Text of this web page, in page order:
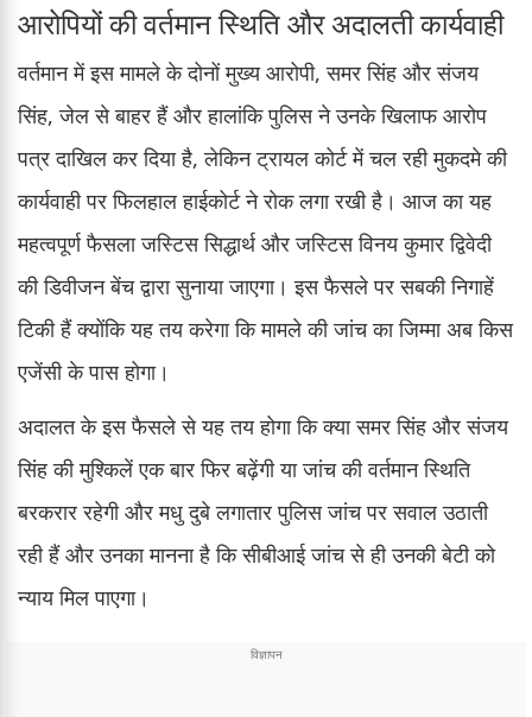
आरोपियों की वर्तमान स्थिति और अदालती कार्यवाही
वर्तमान में इस मामले के दोनों मुख्य आरोपी, समर सिंह और संजय
सिंह, जेल से बाहर हैं और हालांकि पुलिस ने उनके खिलाफ आरोप
पत्र दाखिल कर दिया है, लेकिन ट्रायल कोर्ट में चल रही मुकदमे की
कार्यवाही पर फिलहाल हाईकोर्ट ने रोक लगा रखी है। आज का यह
महत्वपूर्ण फैसला जस्टिस सिद्धार्थ और जस्टिस विनय कुमार द्विवेदी
की डिवीजन बेंच द्वारा सुनाया जाएगा। इस फैसले पर सबकी निगाहें
टिकी हैं क्योंकि यह तय करेगा कि मामले की जांच का जिम्मा अब किस
एजेंसी के पास होगा।
अदालत के इस फैसले से यह तय होगा कि क्या समर सिंह और संजय
सिंह की मुश्किलें एक बार फिर बढ़ेंगी या जांच की वर्तमान स्थिति
बरकरार रहेगी और मधु दुबे लगातार पुलिस जांच पर सवाल उठाती
रही हैं और उनका मानना है कि सीबीआई जांच से ही उनकी बेटी को
न्याय मिल पाएगा।